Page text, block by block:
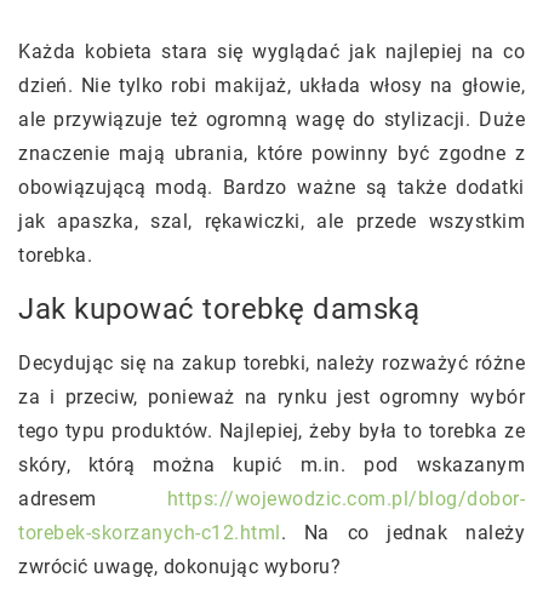
Każda kobieta stara się wyglądać jak najlepiej na co
dzień. Nie tylko robi makijaż, układa włosy na głowie,
ale przywiązuje też ogromną wagę do stylizacji. Duże
znaczenie mają ubrania, które powinny być zgodne z
obowiązującą modą. Bardzo ważne są także dodatki
jak apaszka, szal, rękawiczki, ale przede wszystkim
torebka.
Jak kupować torebkę damską
Decydując się na zakup torebki, należy rozważyć różne
za i przeciw, ponieważ na rynku jest ogromny wybór
tego typu produktów. Najlepiej, żeby była to torebka ze
skóry, którą można kupić m.in. pod wskazanym
adresem https://wojewodzic.com.pl/blog/dobor-
torebek-skorzanych-c12.html. Na co jednak należy
zwrócić uwagę, dokonując wyboru?